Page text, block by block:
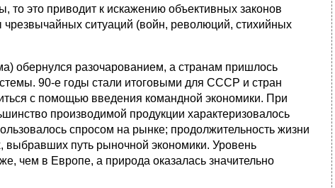
это приводит к искажению объективных законов
ситуаций (войн, революций, стихийных
обернулся разочарованием, а странам пришлось
90-е годы стали итоговыми для СССР и стран
с помощью введения командной экономики. При
производимой продукции характеризовалось
спросом на рынке; продолжительность жизни
выбравших путь рыночной экономики. Уровень
чем в Европе, а природа оказалась значительно